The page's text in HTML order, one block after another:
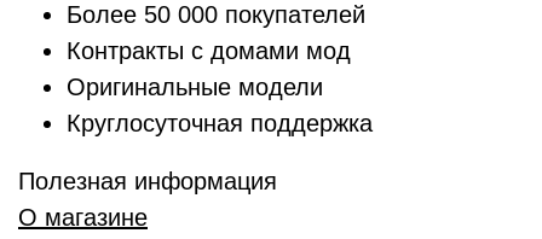
Более 50 000 покупателей
Контракты с домами мод
Оригинальные модели
Круглосуточная поддержка
Полезная информация
О магазине